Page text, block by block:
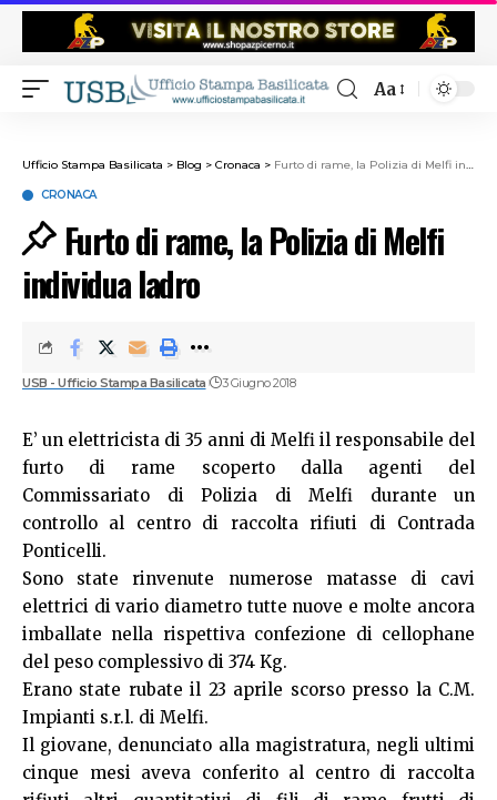
Aa
Ufficio Stampa Basilicata > Blog > Cronaca > Furto di rame, la Polizia di Melfi individua ladro
CRONACA
Furto di rame, la Polizia di Melfi
individua ladro
USB - Ufficio Stampa Basilicata 3 Giugno 2018
E’ un elettricista di 35 anni di Melfi il responsabile del
furto di rame scoperto dalla agenti del
Commissariato di Polizia di Melfi durante un
controllo al centro di raccolta rifiuti di Contrada
Ponticelli.
Sono state rinvenute numerose matasse di cavi
elettrici di vario diametro tutte nuove e molte ancora
imballate nella rispettiva confezione di cellophane
del peso complessivo di 374 Kg.
Erano state rubate il 23 aprile scorso presso la C.M.
Impianti s.r.l. di Melfi.
Il giovane, denunciato alla magistratura, negli ultimi
cinque mesi aveva conferito al centro di raccolta